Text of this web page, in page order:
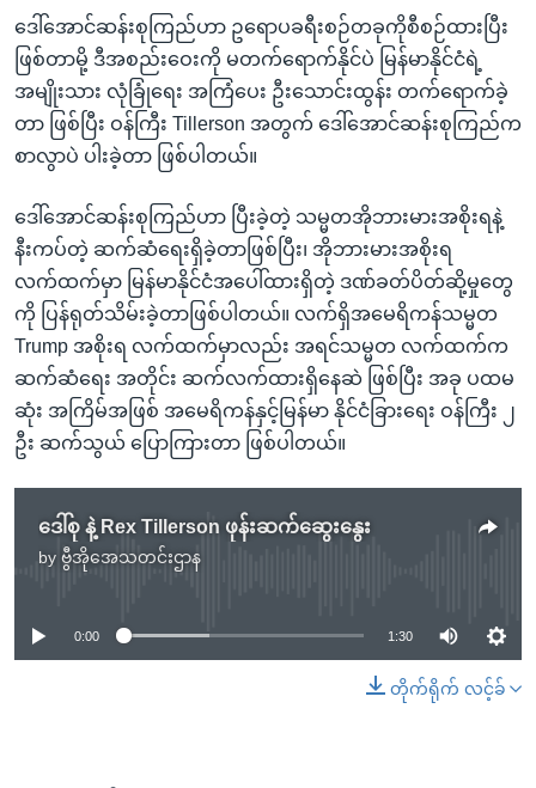
ဒေါ်အောင်ဆန်းစုကြည်ဟာ ဥရောပခရီးစဉ်တခုကိုစီစဉ်ထားပြီး
ဖြစ်တာမို့ ဒီအစည်းဝေးကို မတက်ရောက်နိုင်ပဲ မြန်မာနိုင်ငံရဲ့
အမျိုးသား လုံခြုံရေး အကြံပေး ဦးသောင်းထွန်း တက်ရောက်ခဲ့
တာ ဖြစ်ပြီး ဝန်ကြီး Tillerson အတွက် ဒေါ်အောင်ဆန်းစုကြည်က
စာလွာပဲ ပါးခဲ့တာ ဖြစ်ပါတယ်။
ဒေါ်အောင်ဆန်းစုကြည်ဟာ ပြီးခဲ့တဲ့ သမ္မတအိုဘားမားအစိုးရနဲ့
နီးကပ်တဲ့ ဆက်ဆံရေးရှိခဲ့တာဖြစ်ပြီး၊ အိုဘားမားအစိုးရ
လက်ထက်မှာ မြန်မာနိုင်ငံအပေါ်ထားရှိတဲ့ ဒဏ်ခတ်ပိတ်ဆို့မှုတွေ
ကို ပြန်ရုတ်သိမ်းခဲ့တာဖြစ်ပါတယ်။ လက်ရှိအမေရိကန်သမ္မတ
Trump အစိုးရ လက်ထက်မှာလည်း အရင်သမ္မတ လက်ထက်က
ဆက်ဆံရေး အတိုင်း ဆက်လက်ထားရှိနေဆဲ ဖြစ်ပြီး အခု ပထမ
ဆုံး အကြိမ်အဖြစ် အမေရိကန်နှင့်မြန်မာ နိုင်ငံခြားရေး ဝန်ကြီး ၂
ဦး ဆက်သွယ် ပြောကြားတာ ဖြစ်ပါတယ်။
ဒေါ်စု နဲ့ Rex Tillerson ဖုန်းဆက်ဆွေးနွေး
by ဗွီအိုအေသတင်းဌာန
No media source currently available
0:00 1:30
တိုက်ရိုက် လင့်ခ်